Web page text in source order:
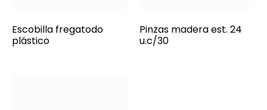
Escobilla fregatodo
plástico
Pinzas madera est. 24
u.c/30